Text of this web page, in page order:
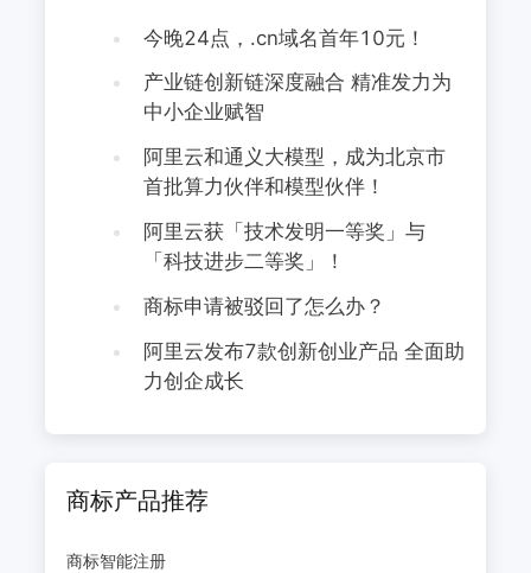
今晚24点，.cn域名首年10元！
产业链创新链深度融合 精准发力为
中小企业赋智
阿里云和通义大模型，成为北京市
首批算力伙伴和模型伙伴！
阿里云获「技术发明一等奖」与
「科技进步二等奖」！
商标申请被驳回了怎么办？
阿里云发布7款创新创业产品 全面助
力创企成长
商标产品推荐
商标智能注册